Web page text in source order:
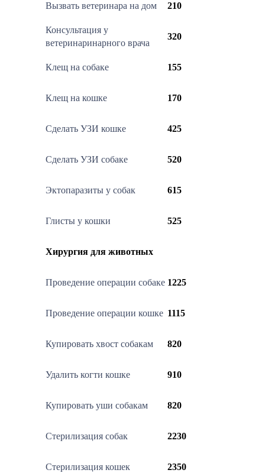
Вызвать ветеринара на дом 210
Консультация у
ветеринаринарного врача
320
Клещ на собаке 155
Клещ на кошке 170
Сделать УЗИ кошке 425
Сделать УЗИ собаке 520
Эктопаразиты у собак 615
Глисты у кошки 525
Хирургия для животных
Проведение операции собаке 1225
Проведение операции кошке 1115
Купировать хвост собакам 820
Удалить когти кошке 910
Купировать уши собакам 820
Стерилизация собак 2230
Стерилизация кошек 2350